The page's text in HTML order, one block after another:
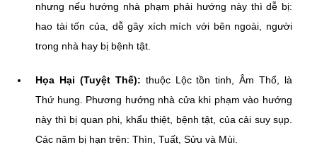
nhưng nếu hướng nhà phạm phải hướng này thì dễ bị:
hao tài tốn của, dễ gây xích mích với bên ngoài, người
trong nhà hay bị bệnh tật.
Họa Hại (Tuyệt Thế): thuộc Lộc tồn tinh, Âm Thổ, là
Thứ hung. Phương hướng nhà cửa khi phạm vào hướng
này thì bị quan phi, khẩu thiệt, bệnh tật, của cải suy sụp.
Các năm bị hạn trên: Thìn, Tuất, Sửu và Mùi.